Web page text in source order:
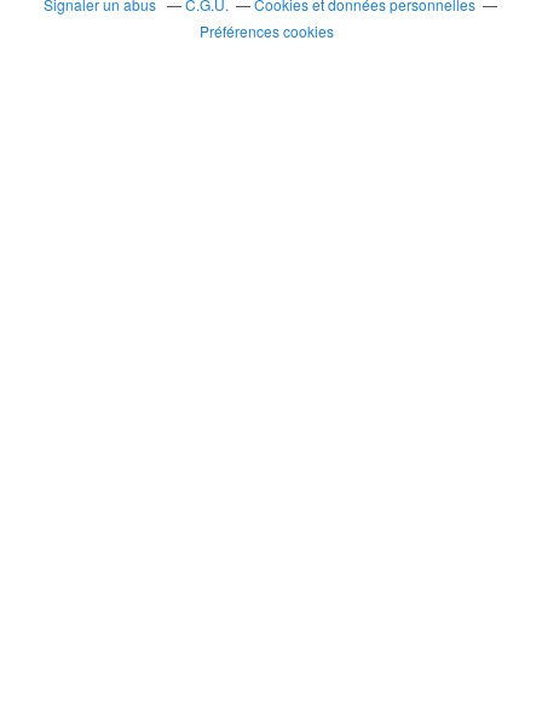
Signaler un abus C.G.U.
Cookies et données personnelles
Préférences cookies